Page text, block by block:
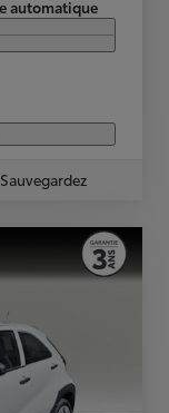
automatique
Sauvegardez